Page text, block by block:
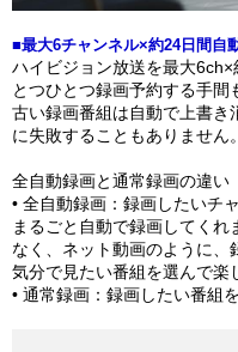
■最大6チャンネル×約24日間自
ハイビジョン放送を最大
とつひとつ録画予約する手間
古い録画番組は自動で上書き
に失敗することもありません。
全自動録画と通常録画の違い
• 全自動録画：録画したいチ
まるごと自動で録画してく
なく、ネット動画のように、
気分で見たい番組を選んで楽
• 通常録画：録画したい番組